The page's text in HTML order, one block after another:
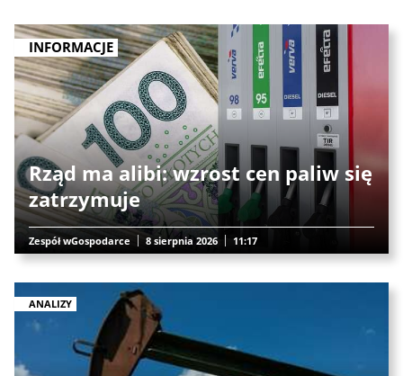
INFORMACJE
Rząd ma alibi: wzrost cen paliw się
zatrzymuje
Zespół wGospodarce 8 sierpnia 2026 11:17
ANALIZY